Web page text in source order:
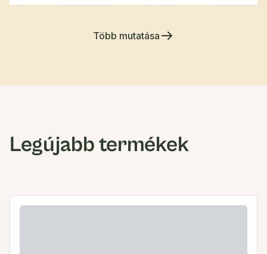
Több mutatása
Legújabb termékek